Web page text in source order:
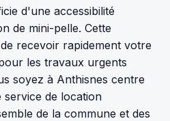
d'une accessibilité
de mini-pelle. Cette
recevoir rapidement votre
les travaux urgents
soyez à Anthisnes centre
de location
de la commune et des